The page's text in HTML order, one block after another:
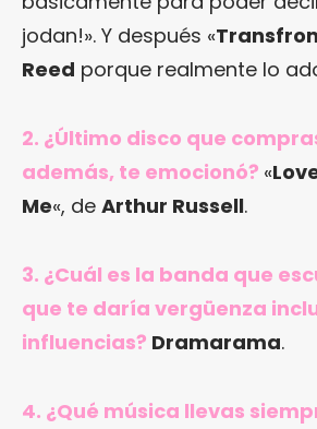
jodan!». Y después «
Reed porque realmente lo
2. ¿Último disco que
además, te emocionó? «
Me«, de Arthur Russell.
3. ¿Cuál es la banda que
que te daría vergüenza
influencias? Dramarama.
4. ¿Qué música llevas